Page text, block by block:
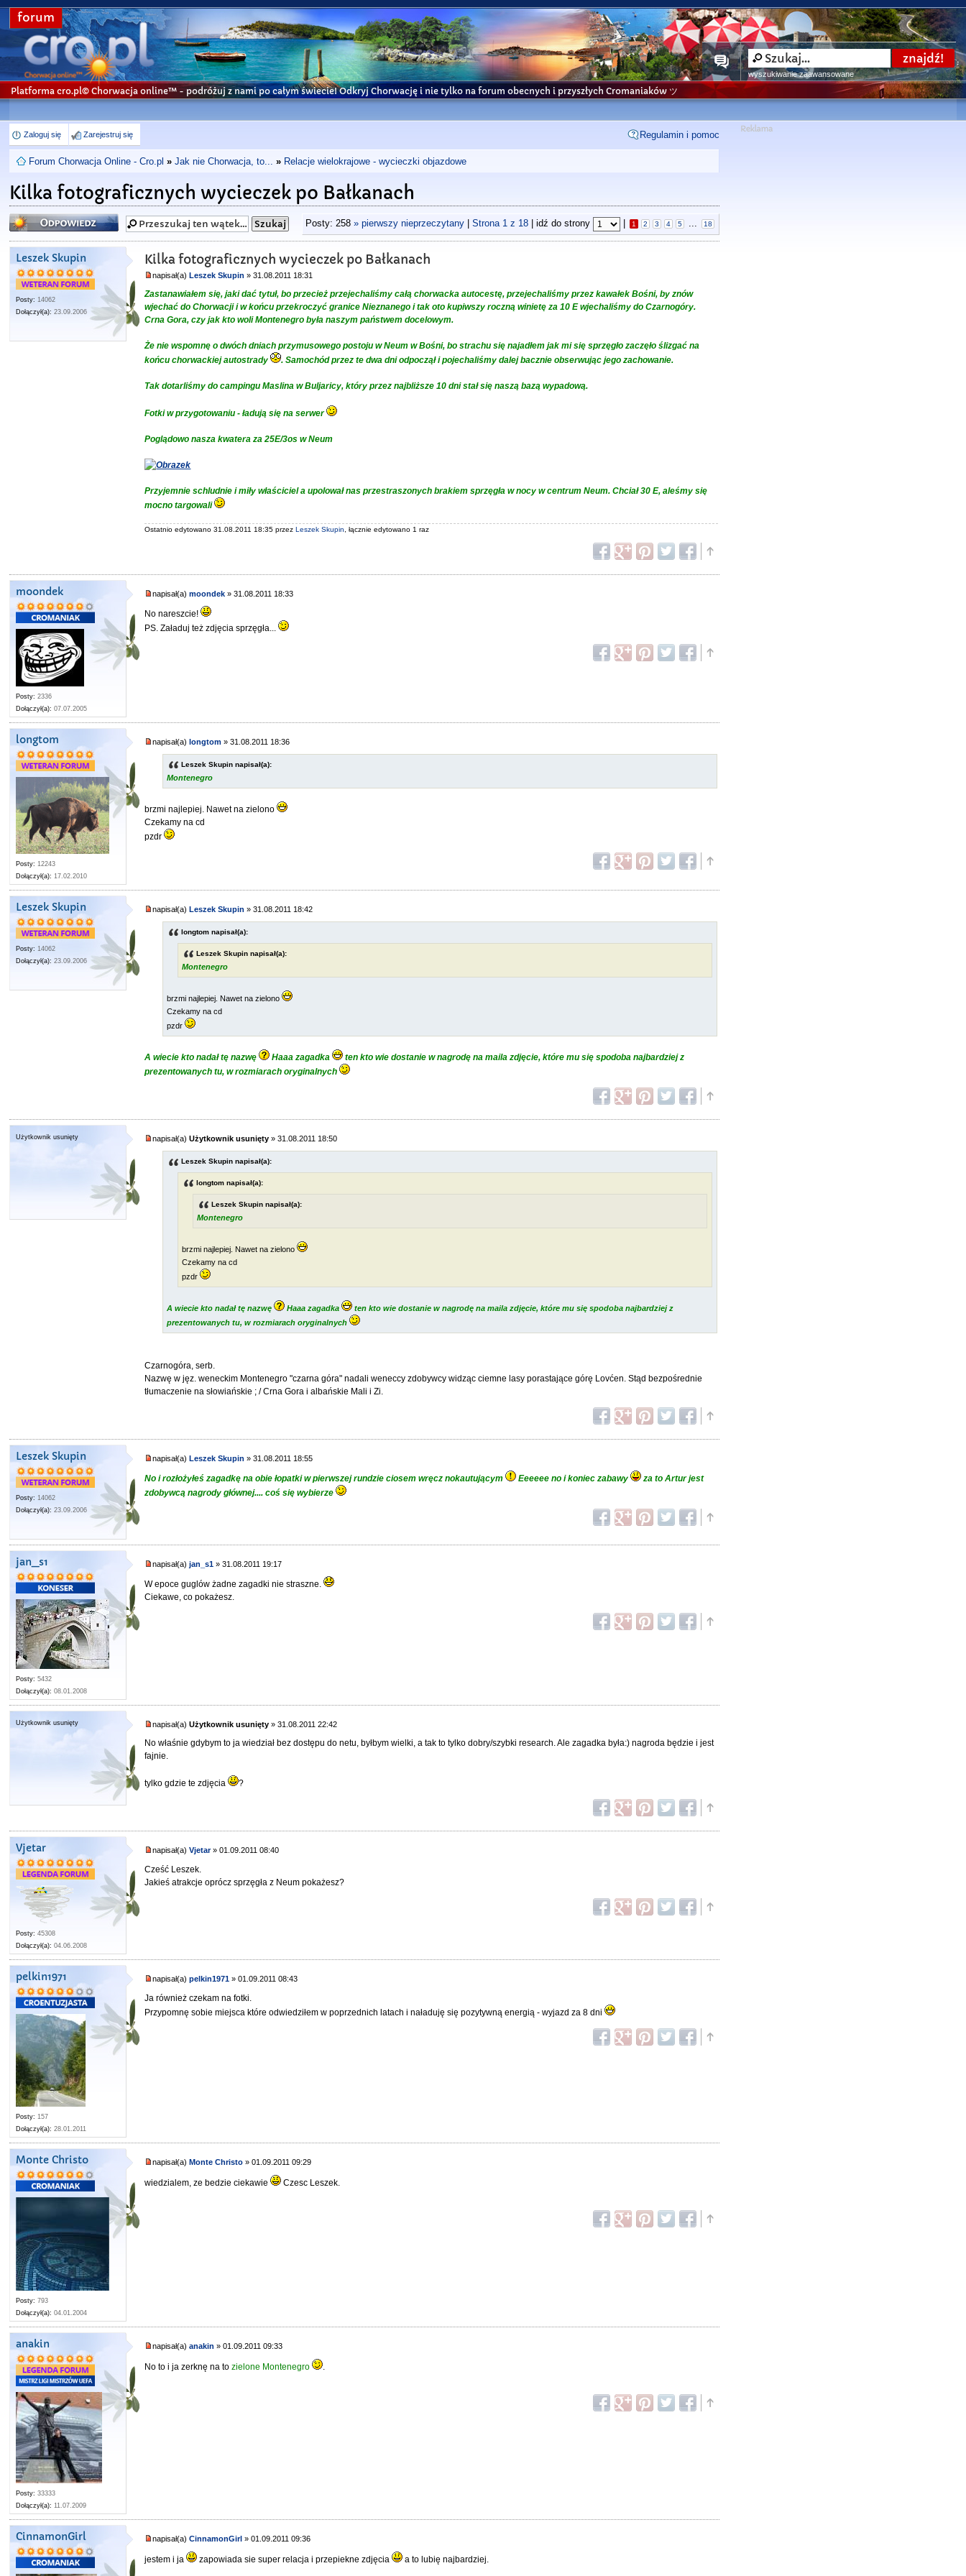
forum
wyszukiwanie zaawansowane
Platforma cro.pl© Chorwacja online™ - podróżuj z nami po całym świecie! Odkryj Chorwację i nie tylko na forum obecnych i przyszłych Cromaniaków ツ
Zaloguj się Zarejestruj się Regulamin i pomoc
Forum Chorwacja Online - Cro.pl » Jak nie Chorwacja, to... » Relacje wielokrajowe - wycieczki objazdowe
Kilka fotograficznych wycieczek po Bałkanach
Odpowiedz Posty: 258 » pierwszy nieprzeczytany| Strona 1z 18| idź do strony 1 2 3 4 5 ... 18
Leszek Skupin
Posty: 14062
Dołączył(a): 23.09.2006
Kilka fotograficznych wycieczek po Bałkanach
napisał(a)Leszek Skupin » 31.08.2011 18:31
Zastanawiałem się, jaki dać tytuł, bo przecież przejechaliśmy całą chorwacka autocestę, przejechaliśmy przez kawałek Bośni, by znów
wjechać do Chorwacji i w końcu przekroczyć granice Nieznanego i tak oto kupiwszy roczną winietę za 10 E wjechaliśmy do Czarnogóry.
Crna Gora, czy jak kto woli Montenegro była naszym państwem docelowym.
Że nie wspomnę o dwóch dniach przymusowego postoju w Neum w Bośni, bo strachu się najadłem jak mi się sprzęgło zaczęło ślizgać na
końcu chorwackiej autostrady
. Samochód przez te dwa dni odpoczął i pojechaliśmy dalej bacznie obserwując jego zachowanie.
Tak dotarliśmy do campingu Maslina w Buljaricy, który przez najbliższe 10 dni stał się naszą bazą wypadową.
Fotki w przygotowaniu - ładują się na serwer
Poglądowo nasza kwatera za 25E/3os w Neum
Przyjemnie schludnie i miły właściciel a upolował nas przestraszonych brakiem sprzęgła w nocy w centrum Neum. Chciał 30 E, aleśmy się
mocno targowali
Ostatnio edytowano 31.08.2011 18:35 przezLeszek Skupin , łącznie edytowano 1 raz
moondek
Posty: 2336
Dołączył(a): 07.07.2005
napisał(a)moondek » 31.08.2011 18:33
No nareszcie!
PS. Załaduj też zdjęcia sprzęgła...
longtom
Posty: 12243
Dołączył(a): 17.02.2010
napisał(a)longtom » 31.08.2011 18:36
Leszek Skupin napisał(a):
Montenegro
brzmi najlepiej. Nawet na zielono
Czekamy na cd
pzdr
Leszek Skupin
Posty: 14062
Dołączył(a): 23.09.2006
napisał(a)Leszek Skupin » 31.08.2011 18:42
longtom napisał(a):
Leszek Skupin napisał(a):
Montenegro
brzmi najlepiej. Nawet na zielono
Czekamy na cd
pzdr
A wiecie kto nadał tę nazwę Haaa zagadka
ten kto wie dostanie w nagrodę na maila zdjęcie, które mu się spodoba najbardziej z
prezentowanych tu, w rozmiarach oryginalnych
Użytkownik usunięty napisał(a)Użytkownik usunięty » 31.08.2011 18:50
Leszek Skupin napisał(a):
longtom napisał(a):
Leszek Skupin napisał(a):
Montenegro
brzmi najlepiej. Nawet na zielono
Czekamy na cd
pzdr
A wiecie kto nadał tę nazwę Haaa zagadka
ten kto wie dostanie w nagrodę na maila zdjęcie, które mu się spodoba najbardziej z
prezentowanych tu, w rozmiarach oryginalnych
Czarnogóra, serb.
Nazwę w jęz. weneckim Montenegro "czarna góra" nadali weneccy zdobywcy widząc ciemne lasy porastające górę Lovćen. Stąd bezpośrednie
tłumaczenie na słowiańskie ; / Crna Gora i albańskie Mali i Zi.
Leszek Skupin
Posty: 14062
Dołączył(a): 23.09.2006
napisał(a)Leszek Skupin » 31.08.2011 18:55
No i rozłożyłeś zagadkę na obie łopatki w pierwszej rundzie ciosem wręcz nokautującym Eeeeee no i koniec zabawy
za to Artur jest
zdobywcą nagrody głównej.... coś się wybierze
jan_s1
Posty: 5432
Dołączył(a): 08.01.2008
napisał(a)jan_s1 » 31.08.2011 19:17
W epoce guglów żadne zagadki nie straszne.
Ciekawe, co pokażesz.
Użytkownik usunięty napisał(a)Użytkownik usunięty » 31.08.2011 22:42
No właśnie gdybym to ja wiedział bez dostępu do netu, byłbym wielki, a tak to tylko dobry/szybki research. Ale zagadka była:) nagroda będzie i jest
fajnie.
tylko gdzie te zdjęcia ?
Vjetar
Posty: 45308
Dołączył(a): 04.06.2008
napisał(a)Vjetar» 01.09.2011 08:40
Cześć Leszek.
Jakieś atrakcje oprócz sprzęgła z Neum pokażesz?
pelkin1971
Posty: 157
Dołączył(a): 28.01.2011
napisał(a)pelkin1971 » 01.09.2011 08:43
Ja również czekam na fotki.
Przypomnę sobie miejsca które odwiedziłem w poprzednich latach i naładuję się pozytywną energią - wyjazd za 8 dni
Monte Christo
Posty: 793
Dołączył(a): 04.01.2004
napisał(a) Monte Christo » 01.09.2011 09:29
wiedzialem, ze bedzie ciekawie Czesc Leszek.
anakin
Posty: 33333
Dołączył(a): 11.07.2009
napisał(a)anakin » 01.09.2011 09:33
No to i ja zerknę na tozielone Montenegro
CinnamonGirl napisał(a)CinnamonGirl » 01.09.2011 09:36
jestem i ja zapowiada sie super relacja i przepiekne zdjęcia a to lubię najbardziej.